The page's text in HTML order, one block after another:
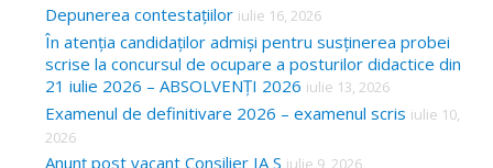
Depunerea contestațiilor iulie 16, 2026
În atenția candidaților admiși pentru susținerea probei
scrise la concursul de ocupare a posturilor didactice din
21 iulie 2026 – ABSOLVENȚI 2026 iulie 13, 2026
Examenul de definitivare 2026 – examenul scris iulie 10,
2026
Anunț post vacant Consilier IA S iulie 9, 2026